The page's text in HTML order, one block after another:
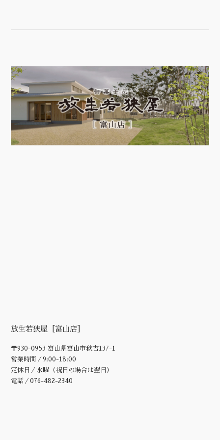
放生若狭屋［富山店］
〒930-0953 富山県富山市秋吉137-1
営業時間／9:00-18:00
定休日／水曜（祝日の場合は翌日）
電話／076-482-2340‬